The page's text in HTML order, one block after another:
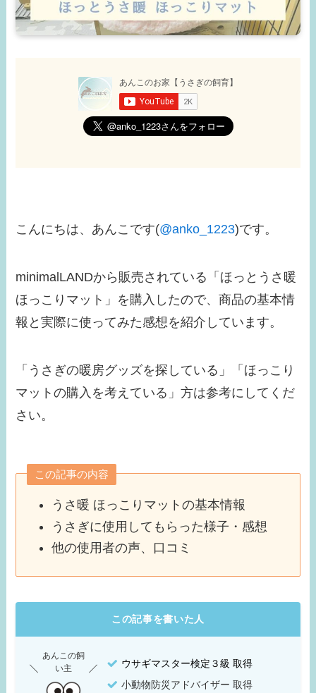
こんにちは、あんこです(@anko_1223)です。
minimalLANDから販売されている「ほっとうさ暖
ほっこりマット」を購入したので、商品の基本情
報と実際に使ってみた感想を紹介しています。
「 うさぎの暖房グッズを探している 」「 ほっこり
マットの購入を考えている 」方は参考にしてくだ
さい。
この記事の内容
うさ暖 ほっこりマットの基本情報
うさぎに使用してもらった様子・感想
他の使用者の声、口コミ
この記事を書いた人
ウサギマスター検定３級 取得
小動物防災アドバイザー 取得
あんこの飼
い主